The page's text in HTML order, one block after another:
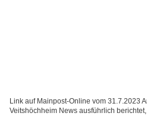
Link auf Mainpost-Online vom 31.7.2023
Veitshöchheim News ausführlich